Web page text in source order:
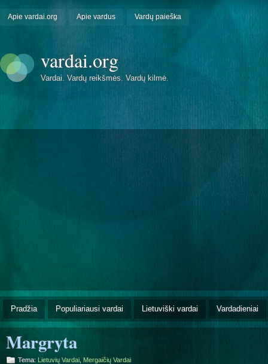
Apie vardai.org Apie vardus Vardų paieška
vardai.org
Vardai. Vardų reikšmės. Vardų kilmė.
Pradžia Populiariausi vardai Lietuviški vardai Vardadieniai
Margryta
Tema: Lietuvių Vardai Mergaičių Vardai